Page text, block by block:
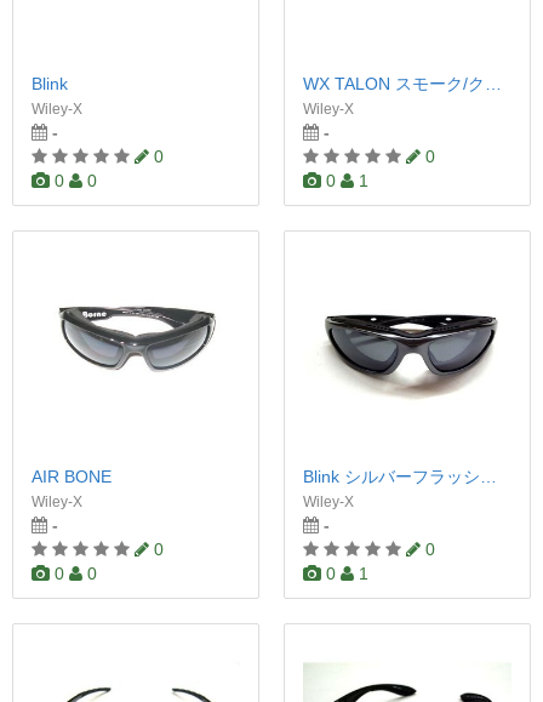
Blink
Wiley-X
-
0
0
0
WX TALON スモーク/クリア
Wiley-X
-
0
0
1
AIR BONE
Wiley-X
-
0
0
0
Blink シルバーフラッシュ/アルミニウムグロス
Wiley-X
-
0
0
1